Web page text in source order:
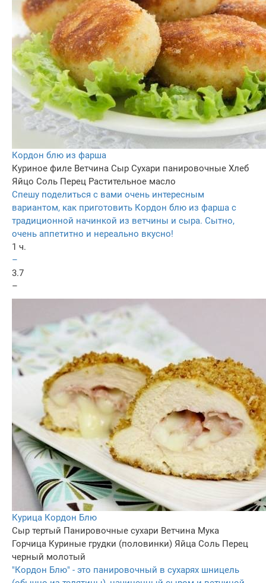
Кордон блю из фарша
Куриное филе Ветчина Сыр Сухари панировочные Хлеб
Яйцо Соль Перец Растительное масло
Спешу поделиться с вами очень интересным
вариантом, как приготовить Кордон блю из фарша с
традиционной начинкой из ветчины и сыра. Сытно,
очень аппетитно и нереально вкусно!
1 ч.
–
3.7
–
Курица Кордон Блю
Сыр тертый Панировочные сухари Ветчина Мука
Горчица Куриные грудки (половинки) Яйца Соль Перец
черный молотый
"Кордон Блю" - это панировочный в сухарях шницель